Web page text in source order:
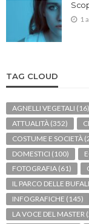
1
TAG CLOUD
AGNELLI VEGETALI (16)
ATTUALITÀ (352)
COSTUME E SOCIETÀ
DOMESTICI (100)
FOTOGRAFIA (61)
IL PARCO DELLE
INFOGRAFICHE (145)
LA VOCE DEL MASTER